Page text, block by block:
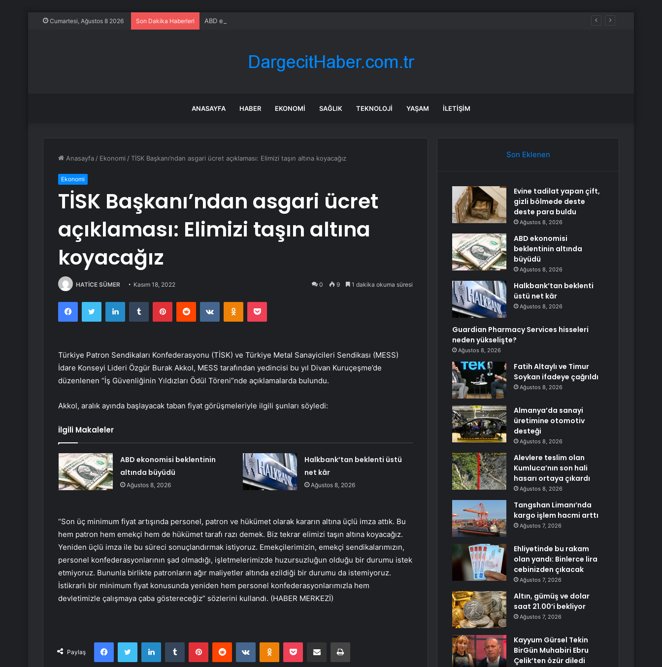
Cumartesi, Ağustos 8 2026 Son Dakika Haberleri ABD ekonomisi beklentinin altında büyüdü
ANASAYFA HABER EKONOMI SAĞLIK TEKNOLOJI YAŞAM İLETIŞIM
Anasayfa / Ekonomi /TİSK Başkanı’ndan asgari ücret açıklaması: Elimizi taşın altına koyacağız
Ekonomi
TİSK Başkanı’ndan asgari ücret
açıklaması: Elimizi taşın altına
koyacağız
HATİCE SÜMER Kasım 18, 2022 0 9 1 dakika okuma süresi
FacebookTwitter LinkedInTumblr PinterestReddit VKontakteOdnoklassniki
Pocket
Türkiye Patron Sendikaları Konfederasyonu (TİSK) ve Türkiye Metal Sanayicileri Sendikası (MESS)
İdare Konseyi Lideri Özgür Burak Akkol, MESS tarafından yedincisi bu yıl Divan Kuruçeşme’de
düzenlenen “İş Güvenliğinin Yıldızları Ödül Töreni”nde açıklamalarda bulundu.
Akkol, aralık ayında başlayacak taban fiyat görüşmeleriyle ilgili şunları söyledi:
İlgili Makaleler
ABD ekonomisi beklentinin
altında büyüdü
Ağustos 8, 2026
Halkbank’tan beklenti üstü
net kâr
Ağustos 8, 2026
“Son üç minimum fiyat artışında personel, patron ve hükümet olarak kararın altına üçlü imza attık. Bu
hem patron hem emekçi hem de hükümet tarafı razı demek. Biz tekrar elimizi taşın altına koyacağız.
Yeniden üçlü imza ile bu süreci sonuçlandırmak istiyoruz. Emekçilerimizin, emekçi sendikalarımızın,
personel konfederasyonlarının şad olmadığı, işletmelerimizde huzursuzluğun olduğu bir durumu istek
etmiyoruz. Bununla birlikte patronların ağır maliyetler altında ezildiği bir durumu da istemiyoruz.
İstikrarlı bir minimum fiyat konusunda yeniden hem personel konfederasyonlarımızla hem
devletimizle çalışmaya çaba göstereceğiz” sözlerini kullandı. (HABER MERKEZİ)
Paylaş
FacebookTwitter LinkedInTumblr PinterestReddit VKontakteOdnoklassniki
Pocket E-Posta ile paylaş Yazdır
Son Eklenen
Evine tadilat yapan çift,
gizli bölmede deste
deste para buldu
Ağustos 8, 2026
ABD ekonomisi
beklentinin altında
büyüdü
Ağustos 8, 2026
Halkbank’tan beklenti
üstü net kâr
Ağustos 8, 2026
Guardian Pharmacy Services hisseleri
neden yükselişte?
Ağustos 8, 2026
Fatih Altaylı ve Timur
Soykan ifadeye çağrıldı
Ağustos 8, 2026
Almanya’da sanayi
üretimine otomotiv
desteği
Ağustos 8, 2026
Alevlere teslim olan
Kumluca’nın son hali
hasarı ortaya çıkardı
Ağustos 8, 2026
Tangshan Limanı’nda
kargo işlem hacmi arttı
Ağustos 7, 2026
Ehliyetinde bu rakam
olan yandı: Binlerce lira
cebinizden çıkacak
Ağustos 7, 2026
Altın, gümüş ve dolar
saat 21.00’i bekliyor
Ağustos 7, 2026
Kayyum Gürsel Tekin
BirGün Muhabiri Ebru
Çelik’ten özür diledi